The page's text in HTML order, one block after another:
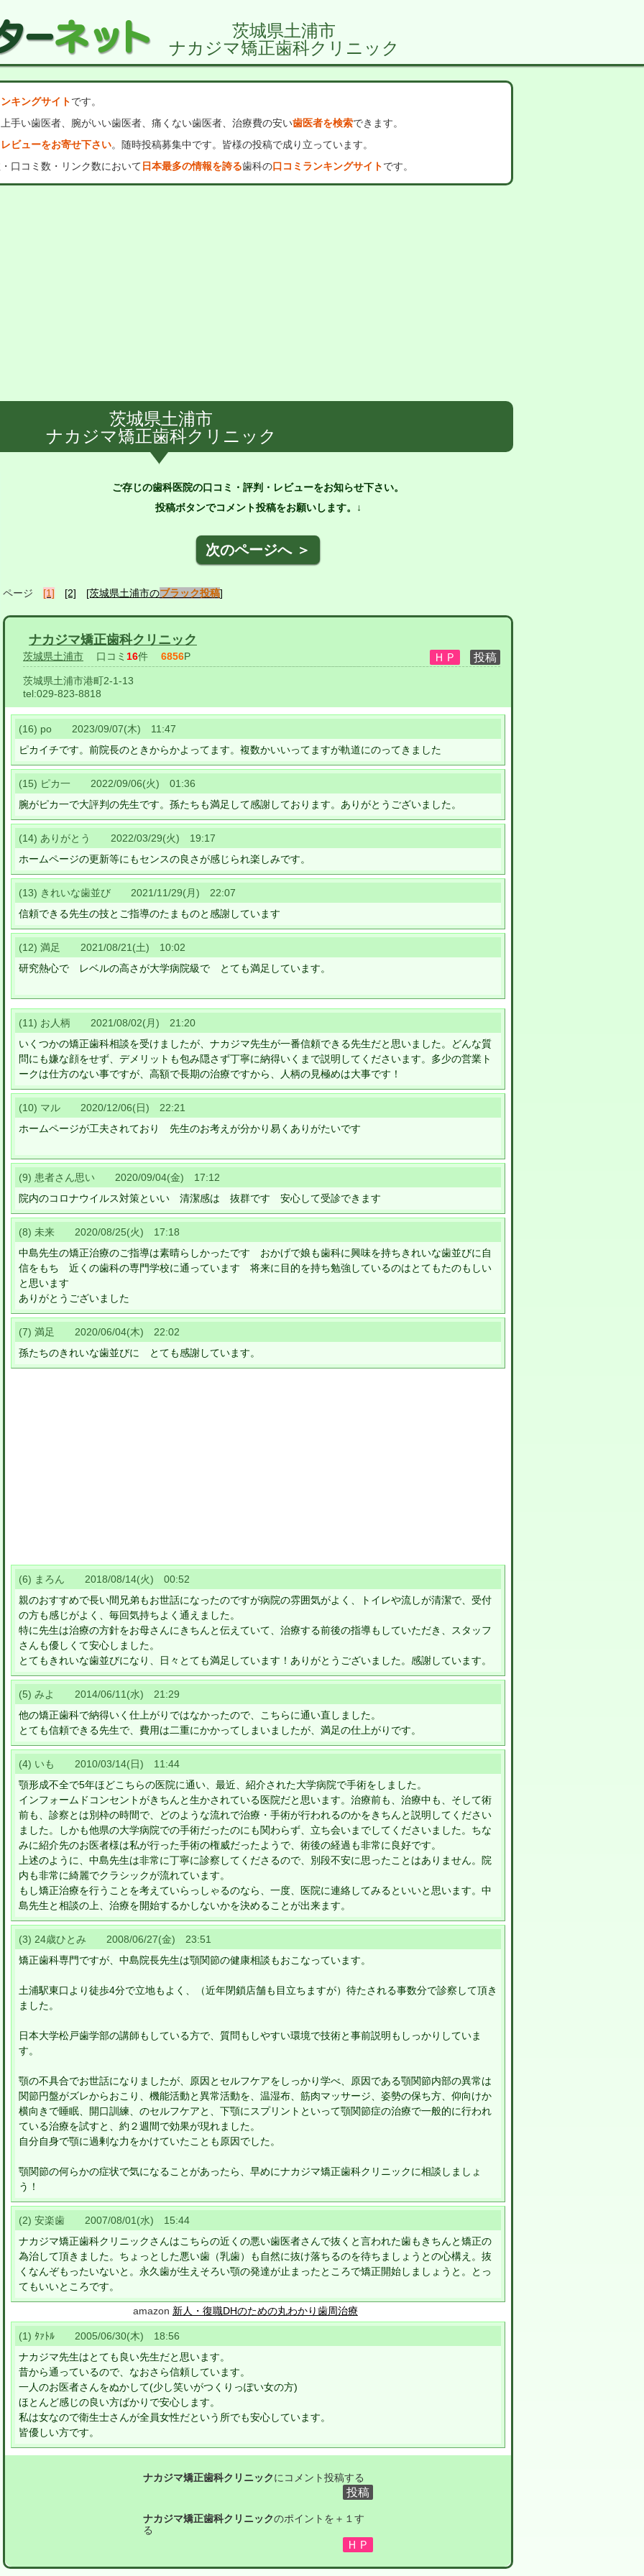
茨城県土浦市
ナカジマ矯正歯科クリニック
キングサイトです。
手い歯医者、腕がいい歯医者、痛くない歯医者、治療費の安い歯医者を検索できます。
ビューをお寄せ下さい。随時投稿募集中です。皆様の投稿で成り立っています。
口コミ数・リンク数において 日本最多の情報を誇る歯科の口コミランキングサイトです。
茨城県土浦市
ナカジマ矯正歯科クリニック
ご存じの歯科医院の口コミ・評判・レビューをお知らせ下さい。
投稿ボタンでコメント投稿をお願いします。↓
次のページへ ＞
ページ [1] [2] [茨城県土浦市のブラック投稿]
ナカジマ矯正歯科クリニック
茨城県土浦市 口コミ 16件 6856P
茨城県土浦市港町2-1-13
tel:029-823-8818
(16) po 2023/09/07(木) 11:47
ピカイチです。前院長のときからかよってます。複数かいいってますが軌道にのってきました
(15) ピカ一 2022/09/06(火) 01:36
腕がピカ一で大評判の先生です。孫たちも満足して感謝しております。ありがとうございました。
(14) ありがとう 2022/03/29(火) 19:17
ホームページの更新等にもセンスの良さが感じられ楽しみです。
(13) きれいな歯並び 2021/11/29(月) 22:07
信頼できる先生の技とご指導のたまものと感謝しています
(12) 満足 2021/08/21(土) 10:02
研究熱心で レベルの高さが大学病院級で とても満足しています。
(11) お人柄 2021/08/02(月) 21:20
いくつかの矯正歯科相談を受けましたが、ナカジマ先生が一番信頼できる先生だと思いました。どんな質
問にも嫌な顔をせず、デメリットも包み隠さず丁寧に納得いくまで説明してくださいます。多少の営業ト
ークは仕方のない事ですが、高額で長期の治療ですから、人柄の見極めは大事です！
(10) マル 2020/12/06(日) 22:21
ホームページが工夫されており 先生のお考えが分かり易くありがたいです
(9) 患者さん思い 2020/09/04(金) 17:12
院内のコロナウイルス対策といい 清潔感は 抜群です 安心して受診できます
(8) 未来 2020/08/25(火) 17:18
中島先生の矯正治療のご指導は素晴らしかったです おかげで娘も歯科に興味を持ちきれいな歯並びに自
信をもち 近くの歯科の専門学校に通っています 将来に目的を持ち勉強しているのはとてもたのもしい
と思います
ありがとうございました
(7) 満足 2020/06/04(木) 22:02
孫たちのきれいな歯並びに とても感謝しています。
(6) まろん 2018/08/14(火) 00:52
親のおすすめで長い間兄弟もお世話になったのですが病院の雰囲気がよく、トイレや流しが清潔で、受付
の方も感じがよく、毎回気持ちよく通えました。
特に先生は治療の方針をお母さんにきちんと伝えていて、治療する前後の指導もしていただき、スタッフ
さんも優しくて安心しました。
とてもきれいな歯並びになり、日々とても満足しています！ありがとうございました。感謝しています。
(5) みよ 2014/06/11(水) 21:29
他の矯正歯科で納得いく仕上がりではなかったので、こちらに通い直しました。
とても信頼できる先生で、費用は二重にかかってしまいましたが、満足の仕上がりです。
(4) いも 2010/03/14(日) 11:44
顎形成不全で5年ほどこちらの医院に通い、最近、紹介された大学病院で手術をしました。
インフォームドコンセントがきちんと生かされている医院だと思います。治療前も、治療中も、そして術
前も、診察とは別枠の時間で、どのような流れで治療・手術が行われるのかをきちんと説明してください
ました。しかも他県の大学病院での手術だったのにも関わらず、立ち会いまでしてくださいました。ちな
みに紹介先のお医者様は私が行った手術の権威だったようで、術後の経過も非常に良好です。
上述のように、中島先生は非常に丁寧に診察してくださるので、別段不安に思ったことはありません。院
内も非常に綺麗でクラシックが流れています。
もし矯正治療を行うことを考えていらっしゃるのなら、一度、医院に連絡してみるといいと思います。中
島先生と相談の上、治療を開始するかしないかを決めることが出来ます。
(3) 24歳ひとみ 2008/06/27(金) 23:51
矯正歯科専門ですが、中島院長先生は顎関節の健康相談もおこなっています。
土浦駅東口より徒歩4分で立地もよく、（近年閉鎖店舗も目立ちますが）待たされる事数分で診察して頂き
ました。
日本大学松戸歯学部の講師もしている方で、質問もしやすい環境で技術と事前説明もしっかりしていま
す。
顎の不具合でお世話になりましたが、原因とセルフケアをしっかり学べ、原因である顎関節内部の異常は
関節円盤がズレからおこり、機能活動と異常活動を、温湿布、筋肉マッサージ、姿勢の保ち方、仰向けか
横向きで睡眠、開口訓練、のセルフケアと、下顎にスプリントといって顎関節症の治療で一般的に行われ
ている治療を試すと、約２週間で効果が現れました。
自分自身で顎に過剰な力をかけていたことも原因でした。
顎関節の何らかの症状で気になることがあったら、早めにナカジマ矯正歯科クリニックに相談しましょ
う！
(2) 安楽歯 2007/08/01(水) 15:44
ナカジマ矯正歯科クリニックさんはこちらの近くの悪い歯医者さんで抜くと言われた歯もきちんと矯正の
為治して頂きました。ちょっとした悪い歯（乳歯）も自然に抜け落ちるのを待ちましょうとの心構え。抜
くなんぞもったいないと。永久歯が生えそろい顎の発達が止まったところで矯正開始しましょうと。とっ
てもいいところです。
amazon 新人・復職DHのための丸わかり歯周治療
(1) ﾀｧﾄﾙ 2005/06/30(木) 18:56
ナカジマ先生はとても良い先生だと思います。
昔から通っているので、なおさら信頼しています。
一人のお医者さんをぬかして(少し笑いがつくりっぽい女の方)
ほとんど感じの良い方ばかりで安心します。
私は女なので衛生士さんが全員女性だという所でも安心しています。
皆優しい方です。
ナカジマ矯正歯科クリニックにコメント投稿する
ナカジマ矯正歯科クリニックのポイントを＋１す
る